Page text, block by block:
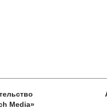
Media»